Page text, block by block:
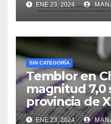
ENE 23, 2024
SIN CATEGORÍA
Temblor en
magnitud 7,0
provincia de
ENE 23, 2024